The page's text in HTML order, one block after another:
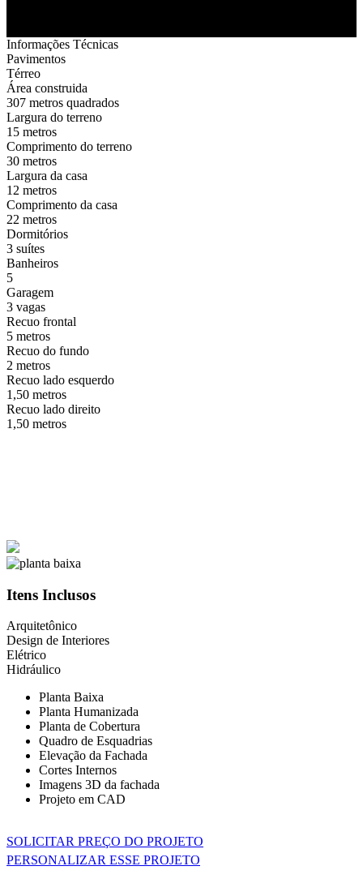
Informações Técnicas
Pavimentos
Térreo
Área construida
307 metros quadrados
Largura do terreno
15 metros
Comprimento do terreno
30 metros
Largura da casa
12 metros
Comprimento da casa
22 metros
Dormitórios
3 suítes
Banheiros
5
Garagem
3 vagas
Recuo frontal
5 metros
Recuo do fundo
2 metros
Recuo lado esquerdo
1,50 metros
Recuo lado direito
1,50 metros
Itens Inclusos
Arquitetônico
Design de Interiores
Elétrico
Hidráulico
Planta Baixa
Planta Humanizada
Planta de Cobertura
Quadro de Esquadrias
Elevação da Fachada
Cortes Internos
Imagens 3D da fachada
Projeto em CAD
SOLICITAR PREÇO DO PROJETO
PERSONALIZAR ESSE PROJETO